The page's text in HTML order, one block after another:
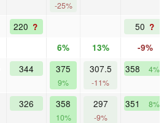
-25%
220 ? 50 ?
6% 13% -9%
344 375
9%
307.5
-11%
358 4%
326 358
10%
297
-9%
351 8%